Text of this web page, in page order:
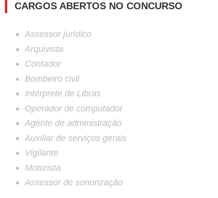
CARGOS ABERTOS NO CONCURSO
Assessor jurídico
Arquivista
Contador
Bombeiro civil
Intérprete de Libras
Operador de computador
Agente de administração
Auxiliar de serviços gerais
Vigilante
Motorista
Assessor de sonorização